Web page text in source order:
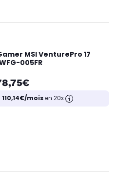
MSI VenturePro 17
005FR
110,14€/moisen 20x